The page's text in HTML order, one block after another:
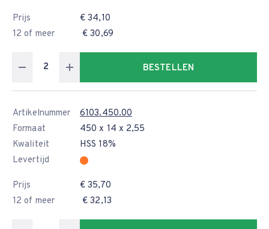
Prijs
€ 34,10
12 of meer
€ 30,69
BESTELLEN
Artikelnummer
6103.450.00
Formaat
450 x 14 x 2,55
Kwaliteit
HSS 18%
Levertijd
Prijs
€ 35,70
12 of meer
€ 32,13